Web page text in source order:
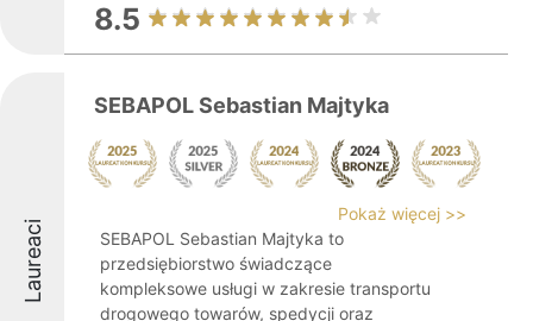
8.5
Laureaci
SEBAPOL Sebastian Majtyka
Pokaż więcej >>
SEBAPOL Sebastian Majtyka to
przedsiębiorstwo świadczące
kompleksowe usługi w zakresie transportu
drogowego towarów, spedycji oraz